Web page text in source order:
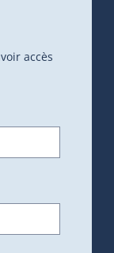
accès